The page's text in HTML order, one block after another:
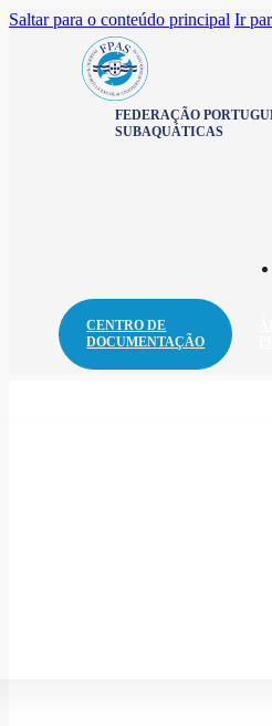
Saltar para o conteúdo principal Ir
FEDERAÇÃO
SUBAQUÁTICAS
CENTRO DE
DOCUMENTAÇÃO